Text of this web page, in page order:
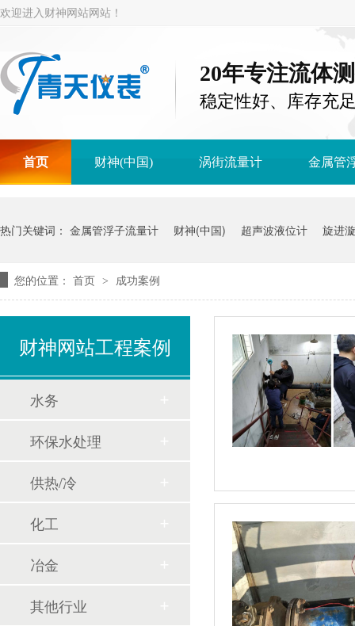
欢迎进入财神网站网站！
20年专注流体
稳定性好、库存充
首页 财神(中国) 涡街流量计 金属管
热门关键词： 金属管浮子流量计 财神(中国) 超声波液位计 旋进
您的位置： 首页 > 成功案例
财神网站工程案例
水务
环保水处理
供热/冷
化工
冶金
其他行业